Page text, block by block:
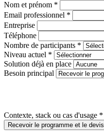
Nom et prénom *
Email professionnel *
Entreprise
Téléphone
Nombre de participants *
Niveau actuel *
Solution déjà en place
Besoin principal
Contexte, stack ou cas d'usage *
Recevoir le programme et le devis